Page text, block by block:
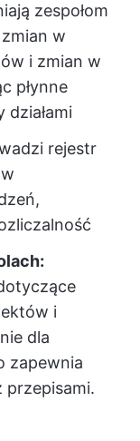
zespołom
w
i zmian w
płynne
działami
rejestr
i
dla
zapewnia
przepisami.